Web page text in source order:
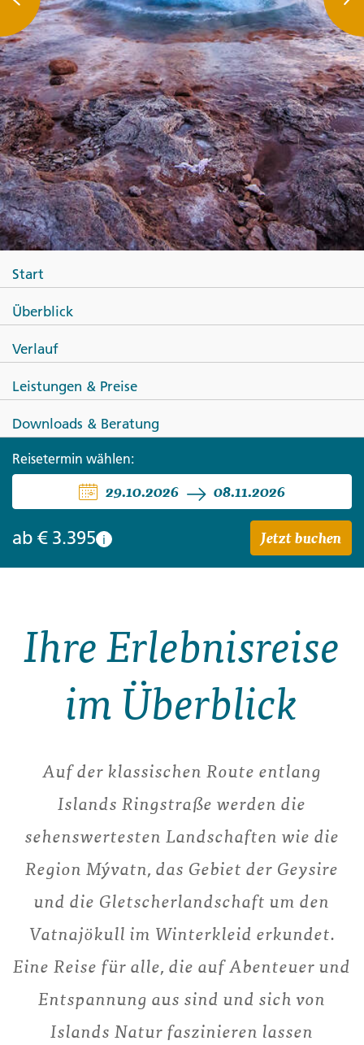
Faszination Island
Start
Überblick
Verlauf
Leistungen & Preise
Downloads & Beratung
Reisetermin wählen:
29.10.2026 08.11.2026
ab € 3.395 i Jetzt buchen
Ihre Erlebnisreise
im Überblick
Auf der klassischen Route entlang
Islands Ringstraße werden die
sehenswertesten Landschaften wie die
Region Mývatn, das Gebiet der Geysire
und die Gletscherlandschaft um den
Vatnajökull im Winterkleid erkundet.
Eine Reise für alle, die auf Abenteuer und
Entspannung aus sind und sich von
Islands Natur faszinieren lassen